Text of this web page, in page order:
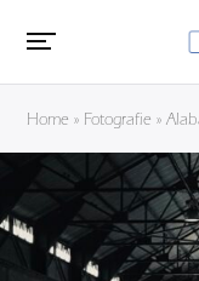
Home » Fotografie »